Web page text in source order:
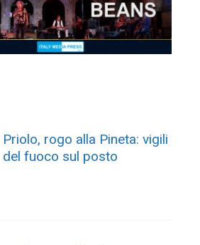
Priolo, rogo alla Pineta: vigili
del fuoco sul posto